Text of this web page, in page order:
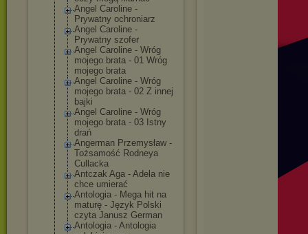
Angel Caroline -
Prywatny ochroniarz
Angel Caroline -
Prywatny szofer
Angel Caroline - Wróg
mojego brata - 01 Wróg
mojego brata
Angel Caroline - Wróg
mojego brata - 02 Z innej
bajki
Angel Caroline - Wróg
mojego brata - 03 Istny
drań
Angerman Przemysław -
Tożsamość Rodneya
Cullacka
Antczak Aga - Adela nie
chce umierać
Antologia - Mega hit na
maturę - Język Polski
czyta Janusz German
Antologia - Antologia